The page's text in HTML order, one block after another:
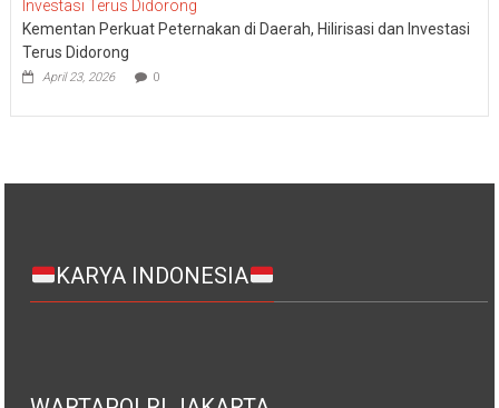
Kementan Perkuat Peternakan di Daerah, Hilirisasi dan Investasi
Terus Didorong
April 23, 2026 0
KARYA INDONESIA